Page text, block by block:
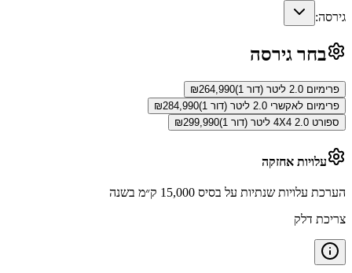
גירסה:
בחר גירסה
פרימיום 2.0 ליטר (דור 1) ₪264,990
פרימיום לאקשרי 2.0 ליטר (דור 1)
₪284,990
ספורט 4X4 2.0 ליטר (דור 1)
₪299,990
עלויות אחזקה
הערכת עלויות שנתיות על בסיס 15,000 ק״מ בשנה
צריכת דלק